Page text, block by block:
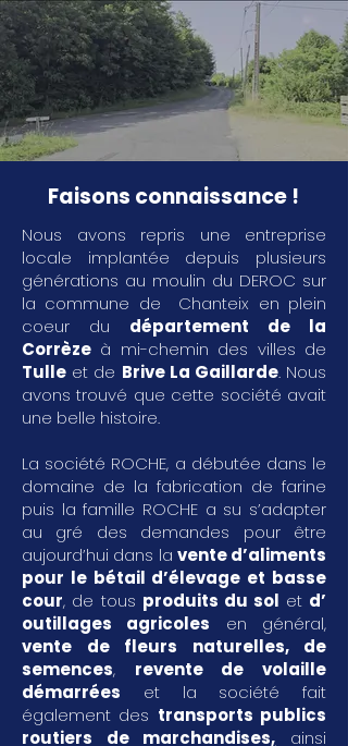
Faisons connaissance !
Nous avons repris une entreprise
locale implantée depuis plusieurs
générations au moulin du DEROC sur
la commune de Chanteix en plein
coeur du département de la
Corrèze à mi-chemin des villes de
Tulle et de Brive La Gaillarde. Nous
avons trouvé que cette société avait
une belle histoire.
La société ROCHE, a débutée dans le
domaine de la fabrication de farine
puis la famille ROCHE a su s’adapter
au gré des demandes pour être
aujourd’hui dans la vente d’aliments
pour le bétail d’élevage et basse
cour, de tous produits du sol et d’
outillages agricoles en général,
vente de fleurs naturelles, de
semences, revente de volaille
démarrées et la société fait
également des transports publics
routiers de marchandises, ainsi